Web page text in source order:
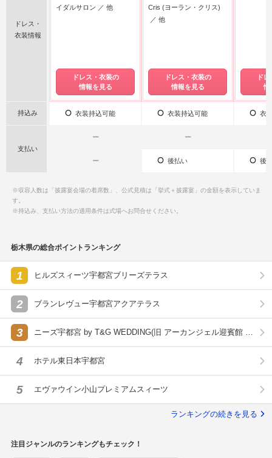
ドレス・
衣装情報
イダルサロン
他
ドレス・衣装の
情報を見る
Cris (ヨーラン・クリス)
他
ドレス・衣装の
情報を見る
ド
情
持込み 衣装持込可能 衣装持込可能 衣
支払い
ー ー
ー 後払い 後
※収容人数は「披露宴会場の着席数」、公式見積は「挙式＋披露宴」の金額を表示していま
す。
※持込み、支払い方法の適用条件は式場へお問合せください。
栃木県の総合ポイントランキング
1 ヒルズスィーツ宇都宮ブリーズテラス
2 ブランレヴュー宇都宮アクアテラス
3
ニーズ宇都宮 by T&G WEDDING(旧 アーカンジェル迎賓館 宇
4 ホテル東日本宇都宮
5 エヴァウイン小山プレミアムスィーツ
ランキングの続きを見る
注目ジャンルのランキングもチェック！